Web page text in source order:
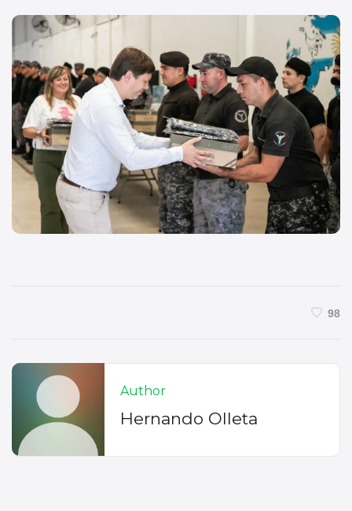
98
Author
Hernando Olleta